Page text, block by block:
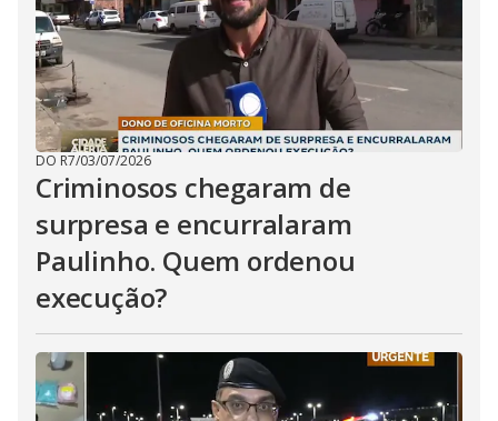
DO R7/03/07/2026
Criminosos chegaram de
surpresa e encurralaram
Paulinho. Quem ordenou
execução?